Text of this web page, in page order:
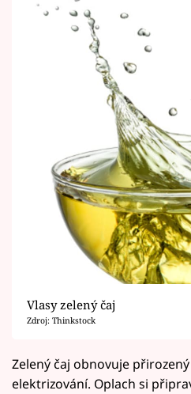
Vlasy zelený čaj
Zdroj: Thinkstock
Zelený čaj obnovuje
elektrizování. Oplach si